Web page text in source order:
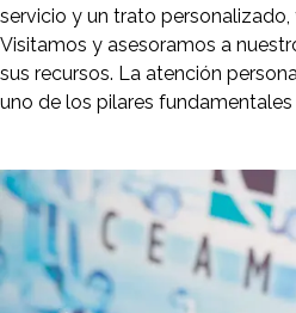
servicio y un trato personalizado,
Visitamos y asesoramos a
sus recursos. La atención
uno de los pilares fundamentales